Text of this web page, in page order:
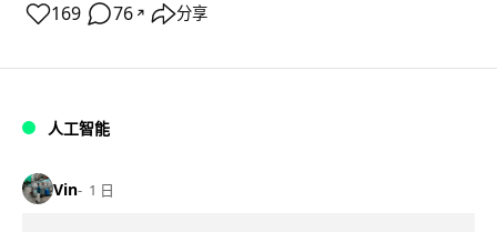
169 76 ↗ 分享
人工智能
Vin 1 日